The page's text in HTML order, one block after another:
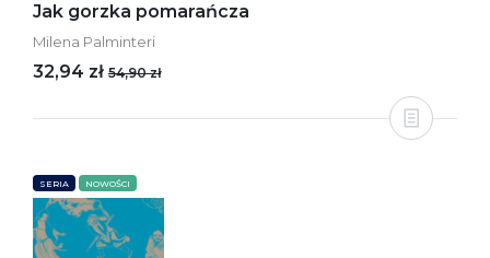
Jak gorzka pomarańcza
Milena Palminteri
32,94 zł 54,90 zł
SERIA NOWOŚCI